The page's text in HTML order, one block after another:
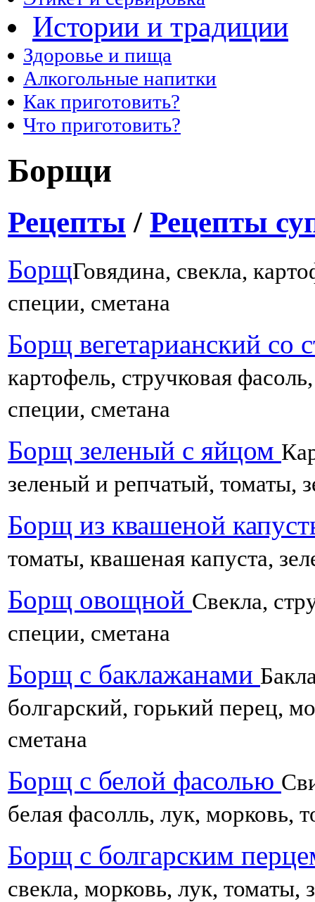
Истории и традиции
Здоровье и пища
Алкогольные напитки
Как приготовить?
Что приготовить?
Борщи
Рецепты / Рецепты
БорщГовядина, свекла,
специи, сметана
Борщ вегетарианский со
картофель, стручковая
специи, сметана
Борщ зеленый с яйцом
зеленый и репчатый, томаты,
Борщ из квашеной
томаты, квашеная капуста,
Борщ овощной Свекла,
специи, сметана
Борщ с баклажанами
болгарский, горький перец,
сметана
Борщ с белой фасолью
белая фасолль, лук, морковь,
Борщ с болгарским
свекла, морковь, лук, томаты,